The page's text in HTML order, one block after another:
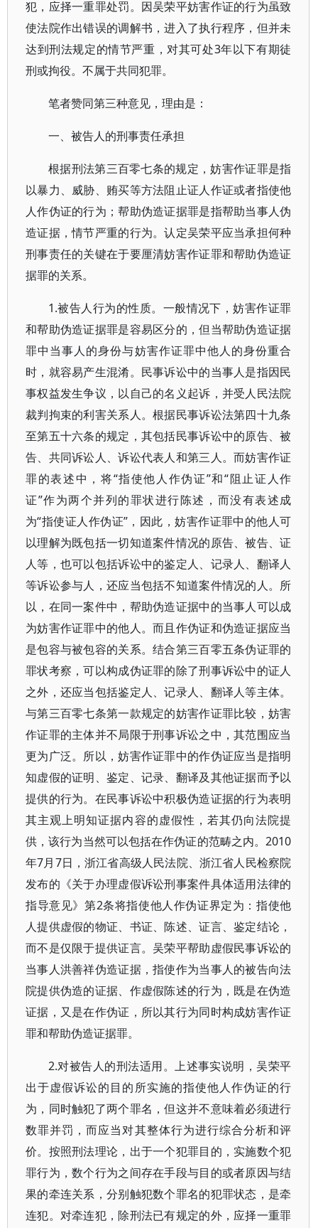
犯，应择一重罪处罚。因吴荣平妨害作证的行为虽致
使法院作出错误的调解书，进入了执行程序，但并未
达到刑法规定的情节严重，对其可处3年以下有期徒
刑或拘役。不属于共同犯罪。
笔者赞同第三种意见，理由是：
一、被告人的刑事责任承担
根据刑法第三百零七条的规定，妨害作证罪是指
以暴力、威胁、贿买等方法阻止证人作证或者指使他
人作伪证的行为；帮助伪造证据罪是指帮助当事人伪
造证据，情节严重的行为。认定吴荣平应当承担何种
刑事责任的关键在于要厘清妨害作证罪和帮助伪造证
据罪的关系。
1.被告人行为的性质。一般情况下，妨害作证罪
和帮助伪造证据罪是容易区分的，但当帮助伪造证据
罪中当事人的身份与妨害作证罪中他人的身份重合
时，就容易产生混淆。民事诉讼中的当事人是指因民
事权益发生争议，以自己的名义起诉，并受人民法院
裁判拘束的利害关系人。根据民事诉讼法第四十九条
至第五十六条的规定，其包括民事诉讼中的原告、被
告、共同诉讼人、诉讼代表人和第三人。而妨害作证
罪的表述中，将“指使他人作伪证”和“阻止证人作
证”作为两个并列的罪状进行陈述，而没有表述成
为“指使证人作伪证”，因此，妨害作证罪中的他人可
以理解为既包括一切知道案件情况的原告、被告、证
人等，也可以包括诉讼中的鉴定人、记录人、翻译人
等诉讼参与人，还应当包括不知道案件情况的人。所
以，在同一案件中，帮助伪造证据中的当事人可以成
为妨害作证罪中的他人。而且作伪证和伪造证据应当
是包容与被包容的关系。结合第三百零五条伪证罪的
罪状考察，可以构成伪证罪的除了刑事诉讼中的证人
之外，还应当包括鉴定人、记录人、翻译人等主体。
与第三百零七条第一款规定的妨害作证罪比较，妨害
作证罪的主体并不局限于刑事诉讼之中，其范围应当
更为广泛。所以，妨害作证罪中的作伪证应当是指明
知虚假的证明、鉴定、记录、翻译及其他证据而予以
提供的行为。在民事诉讼中积极伪造证据的行为表明
其主观上明知证据内容的虚假性，若其仍向法院提
供，该行为当然可以包括在作伪证的范畴之内。2010
年7月7日，浙江省高级人民法院、浙江省人民检察院
发布的《关于办理虚假诉讼刑事案件具体适用法律的
指导意见》第2条将指使他人作伪证界定为：指使他
人提供虚假的物证、书证、陈述、证言、鉴定结论，
而不是仅限于提供证言。吴荣平帮助虚假民事诉讼的
当事人洪善祥伪造证据，指使作为当事人的被告向法
院提供伪造的证据、作虚假陈述的行为，既是在伪造
证据，又是在作伪证，所以其行为同时构成妨害作证
罪和帮助伪造证据罪。
2.对被告人的刑法适用。上述事实说明，吴荣平
出于虚假诉讼的目的所实施的指使他人作伪证的行
为，同时触犯了两个罪名，但这并不意味着必须进行
数罪并罚，而应当对其整体行为进行综合分析和评
价。按照刑法理论，出于一个犯罪目的，实施数个犯
罪行为，数个行为之间存在手段与目的或者原因与结
果的牵连关系，分别触犯数个罪名的犯罪状态，是牵
连犯。对牵连犯，除刑法已有规定的外，应择一重罪